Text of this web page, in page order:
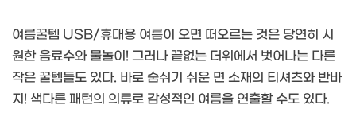
여름꿀템 USB/휴대용 여름이 오면 떠오르는 것은 당연히 시
원한 음료수와 물놀이! 그러나 끝없는 더위에서 벗어나는 다른
작은 꿀템들도 있다. 바로 숨쉬기 쉬운 면 소재의 티셔츠와 반바
지! 색다른 패턴의 의류로 감성적인 여름을 연출할 수도 있다.